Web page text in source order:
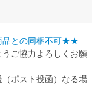
との同梱不可★★
ご協力よろしくお願
ポスト投函）なる場